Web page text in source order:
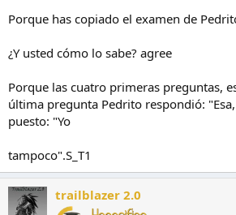
Porque has copiado el examen de
¿Y usted cómo lo sabe? agree
Porque las cuatro primeras preguntas,
última pregunta Pedrito respondió:
puesto: "Yo
tampoco".S_T1
trailblazer 2.0